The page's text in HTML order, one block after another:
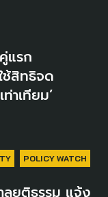
แรก
สิทธิจด
าเทียม’
POLICY WATCH
ลยุติธรรม แจ้ง